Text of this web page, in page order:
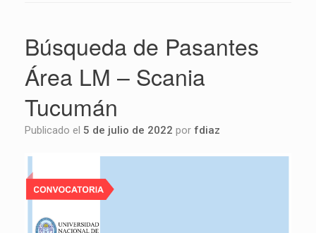
Búsqueda de Pasantes
Área LM – Scania
Tucumán
Publicado el 5 de julio de 2022 por fdiaz